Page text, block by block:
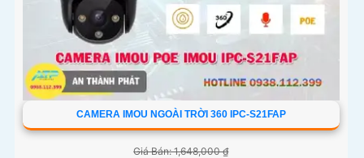
CAMERA IMOU NGOÀI TRỜI 360 IPC-S21FAP
Giá Bán: 1,648,000 ₫